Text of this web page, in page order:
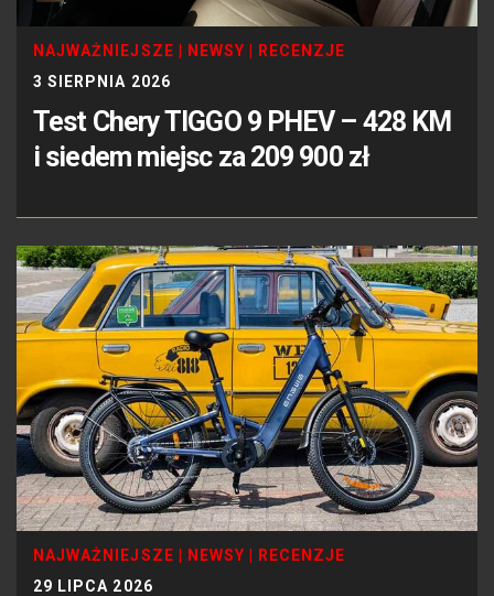
NAJWAŻNIEJSZE NEWSY
RECENZJE
3 SIERPNIA 2026
Test Chery TIGGO 9 PHEV – 428 KM
i siedem miejsc za 209 900 zł
NAJWAŻNIEJSZE NEWSY
RECENZJE
29 LIPCA 2026